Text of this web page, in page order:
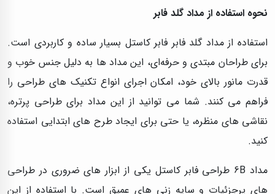
نحوه استفاده از مداد گلد فابر
استفاده از مداد گلد فابر فابر کاستل بسیار ساده و کاربردی است.
برای طراحان مبتدی و حرفه‌ای، این مداد ها به دلیل جنس خوب و
قدرت مانور بالای خود، امکان اجرای انواع تکنیک‌ های طراحی را
فراهم می‌ کنند. شما می‌ توانید از این مداد برای طراحی پرتره،
نقاشی‌ های منظره، یا حتی برای ایجاد طرح‌ های ابتدایی استفاده
کنید.
مداد 6B طراحی فابر کاستل یکی از ابزار های ضروری در طراحی‌
های پرجزئیات و سایه‌ زنی‌ های عمیق است. با استفاده از این